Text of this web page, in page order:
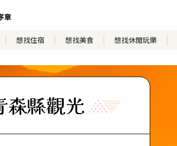
想找住宿 想找美食 想找休閒玩樂
森縣觀光